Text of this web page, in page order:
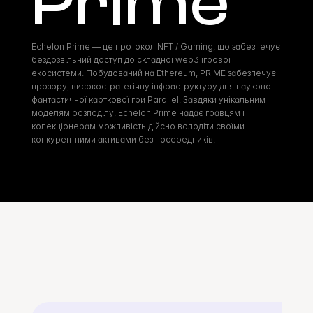
Echelon Prime — це протокол NFT / Gaming, що забезпечує
бездозвільний доступ до складної web3 ігрової
екосистеми. Побудований на Ethereum, PRIME забезпечує
прозору, високостратегічну інфраструктуру для науково-
фантастичної карткової гри Parallel. Завдяки унікальним
моделям розподілу, Echelon Prime надає гравцям і
колекціонерам можливість дійсно володіти своїми
конкурентними активами без посередників.